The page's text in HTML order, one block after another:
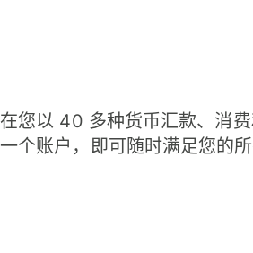
在您以 40 多种货币汇款、消
一个账户，即可随时满足您的所